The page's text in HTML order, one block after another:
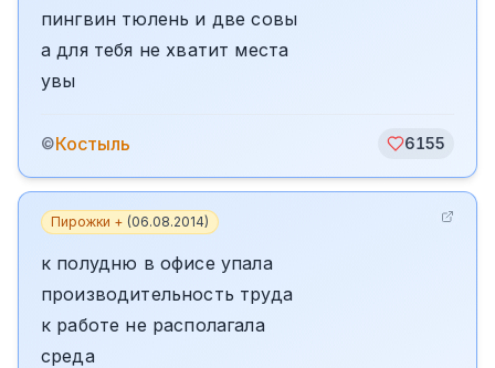
пингвин тюлень и две совы
а для тебя не хватит места
увы
©Костыль 6155
Пирожки + (06.08.2014)
к полудню в офисе упала
производительность труда
к работе не располагала
среда